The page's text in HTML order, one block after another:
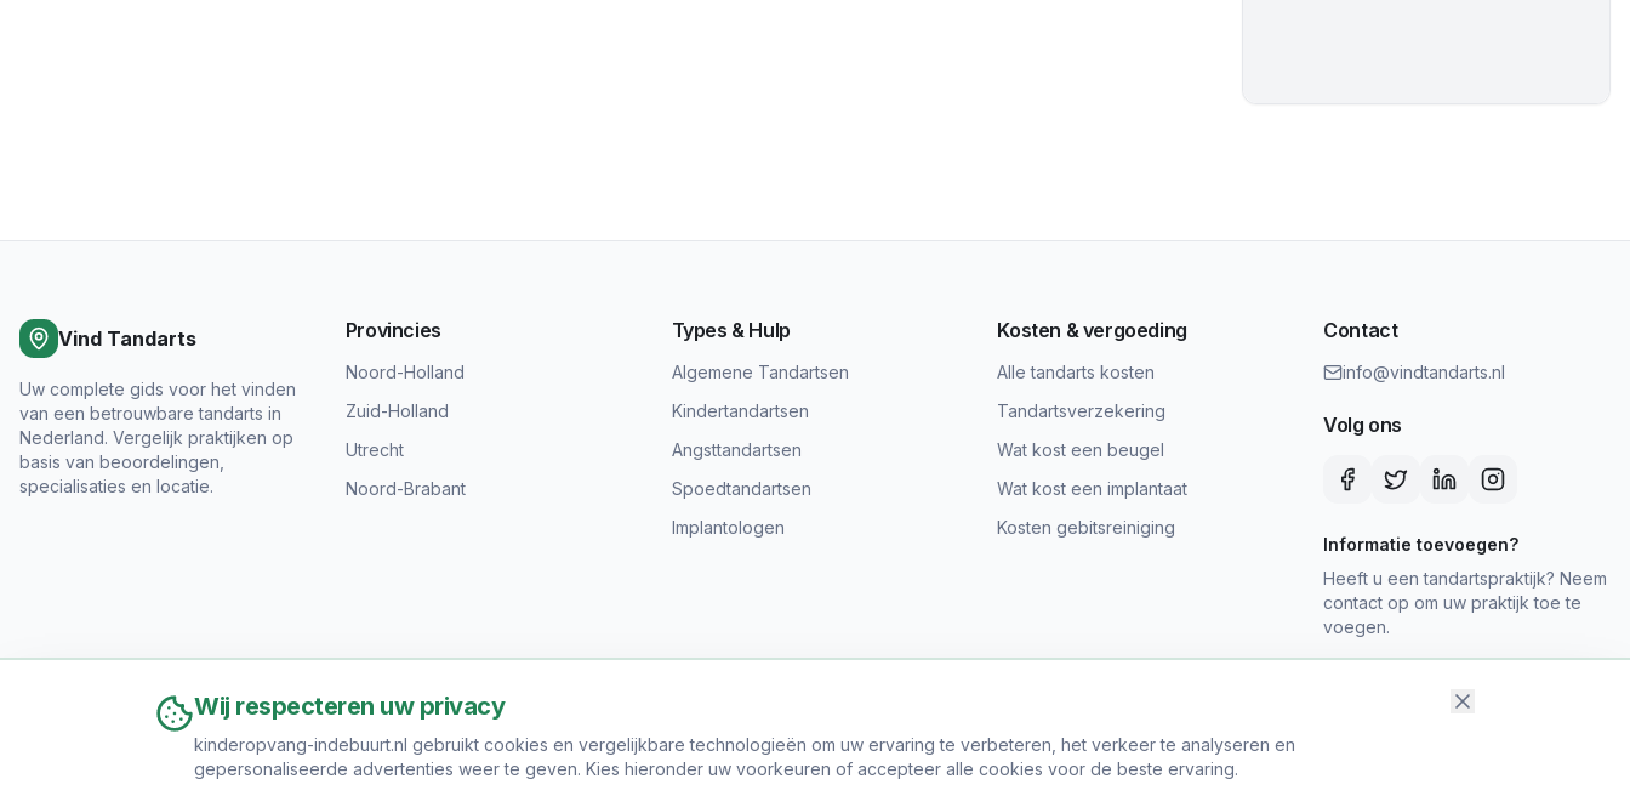
Vind Tandarts
Uw complete gids voor het vinden
van een betrouwbare tandarts in
Nederland. Vergelijk praktijken op
basis van beoordelingen,
specialisaties en locatie.
Provincies
Noord-Holland
Zuid-Holland
Utrecht
Noord-Brabant
Types & Hulp
Algemene Tandartsen
Kindertandartsen
Angsttandartsen
Spoedtandartsen
Implantologen
Kosten & vergoeding
Alle tandarts kosten
Tandartsverzekering
Wat kost een beugel
Wat kost een implantaat
Kosten gebitsreiniging
Contact
info@vindtandarts.nl
Volg ons
Informatie toevoegen?
Heeft u een tandartspraktijk? Neem
contact op om uw praktijk toe te
voegen.
© 2024 Vind Tandarts. Alle rechten voorbehouden.
Wij respecteren uw privacy
kinderopvang-indebuurt.nl gebruikt cookies en vergelijkbare technologieën om uw ervaring te verbeteren, het verkeer te analyseren en
gepersonaliseerde advertenties weer te geven. Kies hieronder uw voorkeuren of accepteer alle cookies voor de beste ervaring.